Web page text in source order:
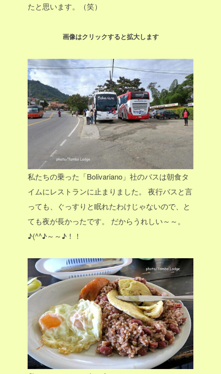
たと思います。（笑）
画像はクリックすると拡大します
私たちの乗った「Bolivariano」社のバスは朝食タ
イムにレストランに止まりました。
夜行バスと言
っても、ぐっすりと眠れたわけじゃないので、と
ても夜が長かったです。
だからうれしい～～。
♪(^^♪～～♪！！